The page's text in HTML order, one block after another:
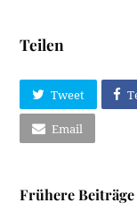
Teilen
Tweet
Email
Frühere Beiträge